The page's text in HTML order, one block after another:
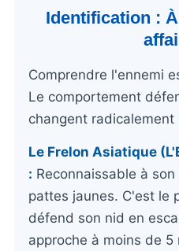
Identification :
Comprendre l'ennemi
Le comportement
changent radicalement
Le Frelon Asiatique
: Reconnaissable à
pattes jaunes. C'est le
défend son nid en
approche à moins de